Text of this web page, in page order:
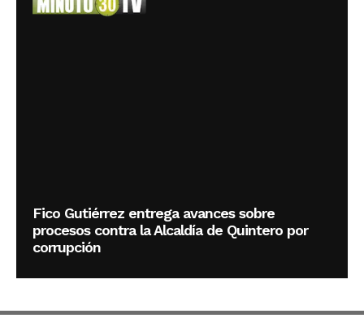
Fico Gutiérrez entrega avances sobre
procesos contra la Alcaldía de Quintero por
corrupción